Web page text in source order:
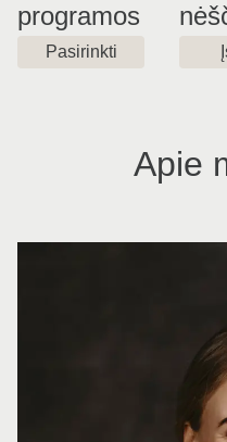
programos
Pasirinkti
Apie